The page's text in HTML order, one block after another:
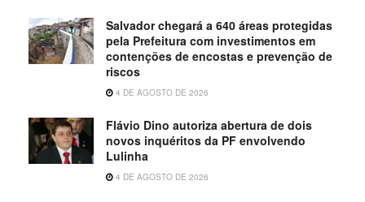
Salvador chegará a 640 áreas protegidas
pela Prefeitura com investimentos em
contenções de encostas e prevenção de
riscos
4 DE AGOSTO DE 2026
Flávio Dino autoriza abertura de dois
novos inquéritos da PF envolvendo
Lulinha
4 DE AGOSTO DE 2026